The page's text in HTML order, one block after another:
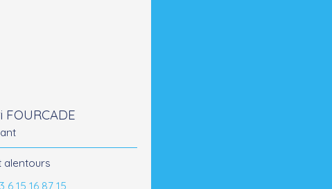
FOURCADE
alentours
6 15 16 87 15